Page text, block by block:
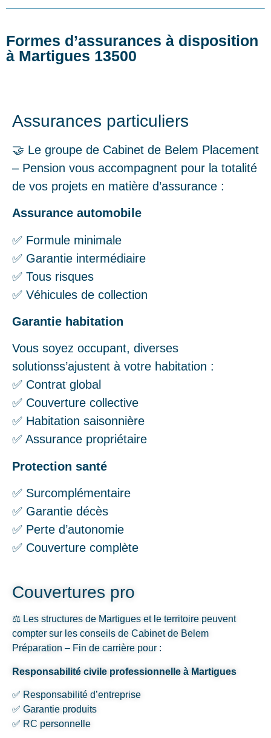
Formes d’assurances à disposition
à Martigues 13500
Assurances particuliers
🤝 Le groupe de Cabinet de Belem Placement
– Pension vous accompagnent pour la totalité
de vos projets en matière d’assurance :
Assurance automobile
✅ Formule minimale
✅ Garantie intermédiaire
✅ Tous risques
✅ Véhicules de collection
Garantie habitation
Vous soyez occupant, diverses
solutionss’ajustent à votre habitation :
✅ Contrat global
✅ Couverture collective
✅ Habitation saisonnière
✅ Assurance propriétaire
Protection santé
✅ Surcomplémentaire
✅ Garantie décès
✅ Perte d’autonomie
✅ Couverture complète
Couvertures pro
⚖️ Les structures de Martigues et le territoire peuvent
compter sur les conseils de Cabinet de Belem
Préparation – Fin de carrière pour :
Responsabilité civile professionnelle à Martigues
✅ Responsabilité d’entreprise
✅ Garantie produits
✅ RC personnelle